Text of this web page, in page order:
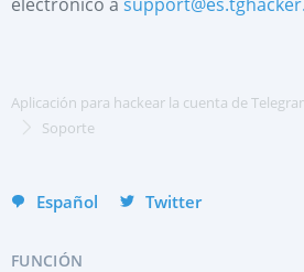
Aplicación para hackear la cuenta de
Soporte
Español
العربية
中文
Türkçe
Twitter
FUNCIÓN